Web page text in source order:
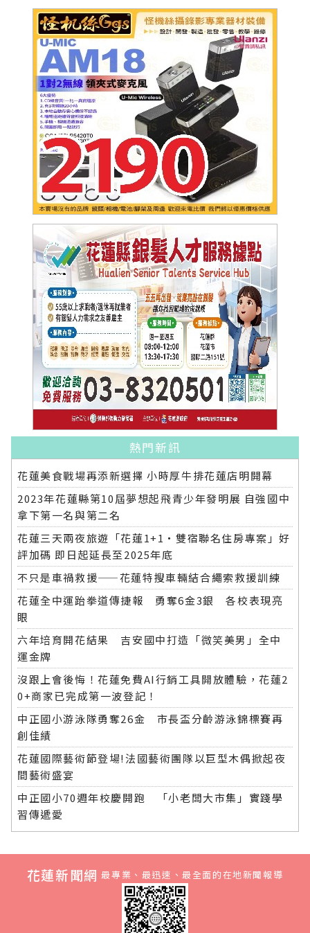
熱門新訊
花蓮美食戰場再添新選擇 小時厚牛排花蓮店明開幕
2023年花蓮縣第10屆夢想起飛青少年發明展 自強國中
拿下第一名與第二名
花蓮三天兩夜旅遊「花蓮1+1‧雙宿聯名住房專案」好
評加碼 即日起延長至2025年底
不只是車禍救援——花蓮特搜車輛結合繩索救援訓練
花蓮全中運跆拳道傳捷報 勇奪6金3銀 各校表現亮
眼
六年培育開花結果 吉安國中打造「微笑美男」全中
運金牌
沒跟上會後悔！花蓮免費AI行銷工具開放體驗，花蓮2
0+商家已完成第一波登記！
中正國小游泳隊勇奪26金 市長盃分齡游泳錦標賽再
創佳績
花蓮國際藝術節登場!法國藝術團隊以巨型木偶掀起夜
間藝術盛宴
中正國小70週年校慶開跑 「小老闆大市集」實踐學
習傳遞愛
花蓮新聞網 最專業、最迅速、最全面的在地新聞報導